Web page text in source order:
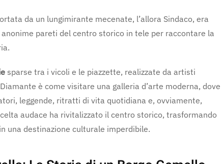
da un lungimirante mecenate, l’allora Sindaco, era
pareti del centro storico in tele per raccontare la
sparse tra i vicoli e le piazzette, realizzate da artisti
è come visitare una galleria d’arte moderna, dove
leggende, ritratti di vita quotidiana e, ovviamente,
audace ha rivitalizzato il centro storico, trasformando
una destinazione culturale imperdibile.